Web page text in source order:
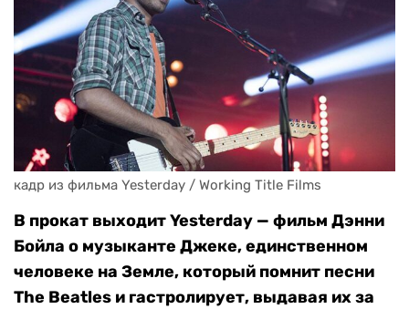
кадр из фильма Yesterday / Working Title Films
В прокат выходит Yesterday — фильм Дэнни
Бойла о музыканте Джеке, единственном
человеке на Земле, который помнит песни
The Beatles и гастролирует, выдавая их за